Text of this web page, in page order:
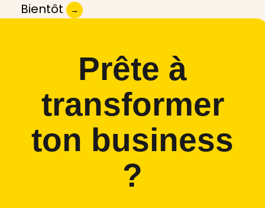
Bientôt
→
Prête à
transformer
ton business
?